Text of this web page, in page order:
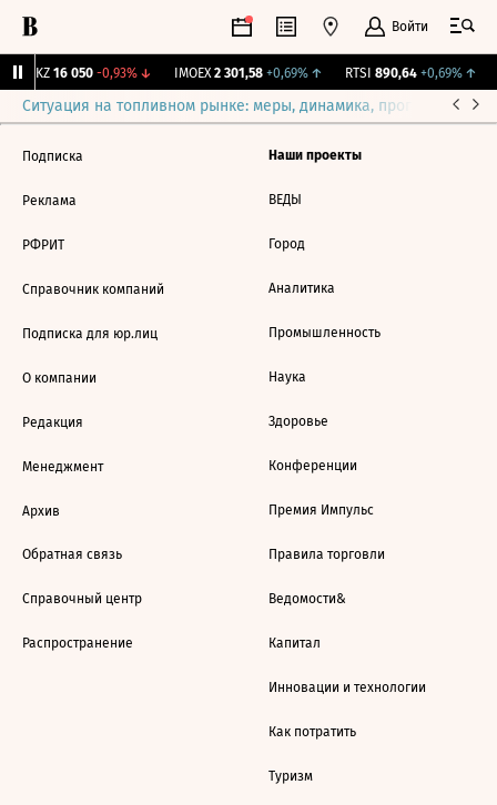
Войти
CHKZ 16 050 -0,93%↓ IMOEX 2 301,58 +0,69%↑ RTSI 890,64 +0,69%↑
Ситуация на топливном рынке: меры, динамика, прогнозы
Подписка
Реклама
РФРИТ
Справочник компаний
Подписка для юр.лиц
О компании
Редакция
Менеджмент
Архив
Обратная связь
Справочный центр
Распространение
Наши проекты
ВЕДЫ
Город
Аналитика
Промышленность
Наука
Здоровье
Конференции
Премия Импульс
Правила торговли
Ведомости&
Капитал
Инновации и технологии
Как потратить
Туризм